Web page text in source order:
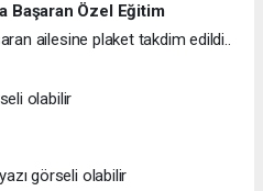
Başaran Özel Eğitim
ailesine plaket takdim edildi..